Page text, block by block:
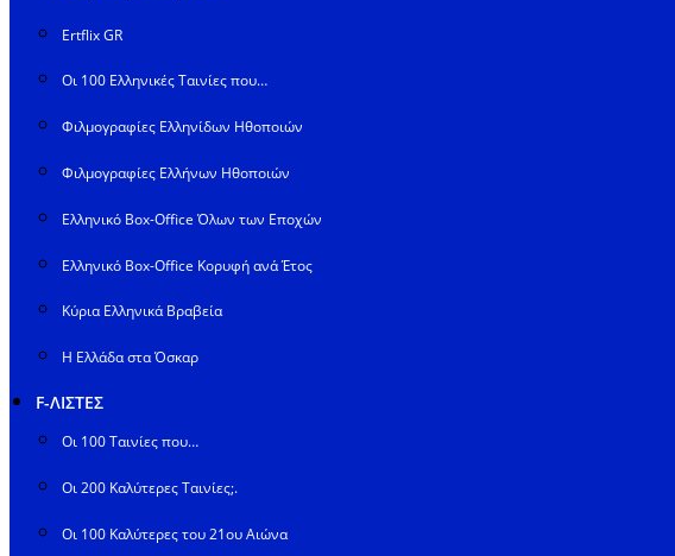
Ertflix GR
Οι 100 Ελληνικές Ταινίες που…
Φιλμογραφίες Ελληνίδων Ηθοποιών
Φιλμογραφίες Ελλήνων Ηθοποιών
Ελληνικό Box-Office Όλων των Εποχών
Ελληνικό Box-Office Κορυφή ανά Έτος
Κύρια Ελληνικά Βραβεία
Η Ελλάδα στα Όσκαρ
F-ΛΙΣΤΕΣ
Οι 100 Ταινίες που…
Οι 200 Καλύτερες Ταινίες;.
Οι 100 Καλύτερες του 21ου Αιώνα